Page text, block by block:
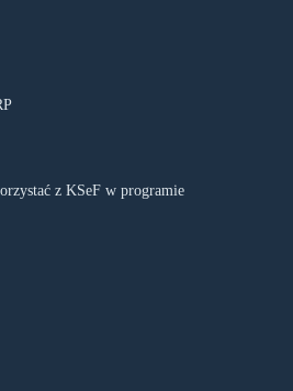
z KSeF w programie